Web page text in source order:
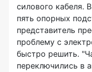
силового кабеля.
пять опорных
представитель
проблему с
быстро решить.
переключились в